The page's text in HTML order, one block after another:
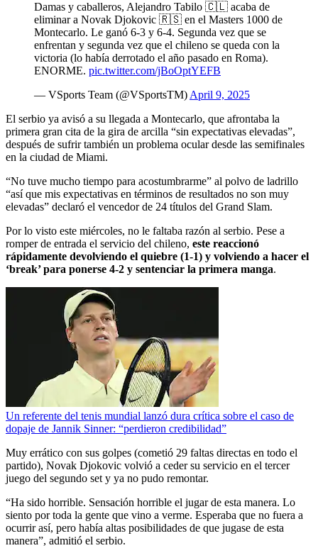
Damas y caballeros, Alejandro Tabilo 🇨🇱 acaba de
eliminar a Novak Djokovic 🇷🇸 en el Masters 1000 de
Montecarlo. Le ganó 6-3 y 6-4. Segunda vez que se
enfrentan y segunda vez que el chileno se queda con la
victoria (lo había derrotado el año pasado en Roma).
ENORME. pic.twitter.com/jBoOptYEFB
— VSports Team (@VSportsTM) April 9, 2025
El serbio ya avisó a su llegada a Montecarlo, que afrontaba la
primera gran cita de la gira de arcilla “sin expectativas elevadas”,
después de sufrir también un problema ocular desde las semifinales
en la ciudad de Miami.
“No tuve mucho tiempo para acostumbrarme” al polvo de ladrillo
“así que mis expectativas en términos de resultados no son muy
elevadas” declaró el vencedor de 24 títulos del Grand Slam.
Por lo visto este miércoles, no le faltaba razón al serbio. Pese a
romper de entrada el servicio del chileno, este reaccionó
rápidamente devolviendo el quiebre (1-1) y volviendo a hacer el
‘break’ para ponerse 4-2 y sentenciar la primera manga.
Un referente del tenis mundial lanzó dura crítica sobre el caso de
dopaje de Jannik Sinner: “perdieron credibilidad”
Muy errático con sus golpes (cometió 29 faltas directas en todo el
partido), Novak Djokovic volvió a ceder su servicio en el tercer
juego del segundo set y ya no pudo remontar.
“Ha sido horrible. Sensación horrible el jugar de esta manera. Lo
siento por toda la gente que vino a verme. Esperaba que no fuera a
ocurrir así, pero había altas posibilidades de que jugase de esta
manera”, admitió el serbio.